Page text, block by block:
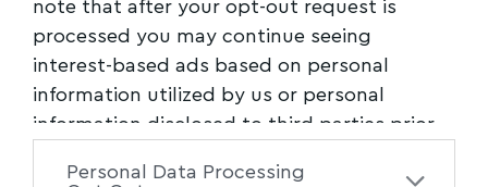
note that after your opt-out request is
processed you may continue seeing
interest-based ads based on personal
information utilized by us or personal
information disclosed to third parties prior
of the further disclosure of your personal
Personal Data Processing
του Myvolos.net στο Youtube